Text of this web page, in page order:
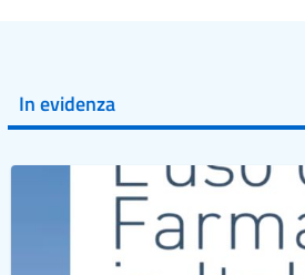
In evidenza